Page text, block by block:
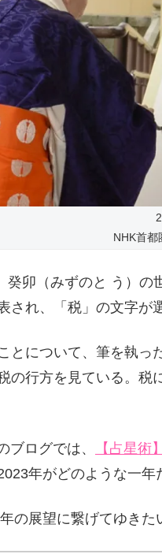
NHK首都
癸卯（みずのと う）の
され、「税」の文字が
とについて、筆を執
の行方を見ている。
ログでは、 【占星術
年がどのような一年
の展望に繋げてゆきた